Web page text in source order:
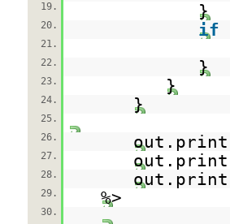
19.
}
20. if
21.
22.
}
23. }
24. }
25.
26.
27.
28.
29. %>
30.